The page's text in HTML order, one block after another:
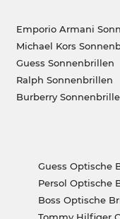
Emporio Armani
Michael Kors
Guess Sonnenbrillen
Ralph Sonnenbrillen
Burberry
Guess Optische
Persol Optische
Boss Optische